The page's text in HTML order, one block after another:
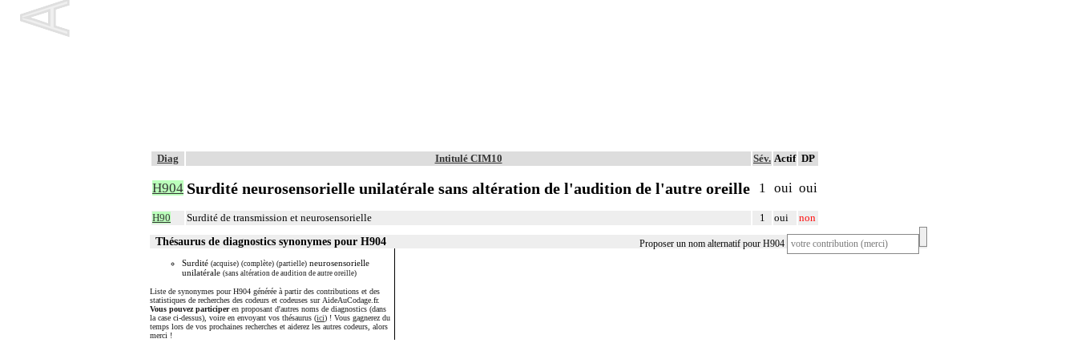
Diag Intitulé CIM10 Sév. Actif DP
H904 Surdité neurosensorielle unilatérale sans altération de l'audition de l'autre oreille 1 oui oui
H90 Surdité de transmission et neurosensorielle 1 oui non
Proposer un nom alternatif pour H904
Thésaurus de diagnostics synonymes pour H904
Surdité (acquise) (complète) (partielle) neurosensorielle
unilatérale (sans altération de audition de autre oreille)
Liste de synonymes pour H904 générée à partir des contributions et des
statistiques de recherches des codeurs et codeuses sur AideAuCodage.fr.
Vous pouvez participeren proposant d'autres noms de diagnostics (dans
la case ci-dessus), voire en envoyant vos thésaurus (ici) ! Vous gagnerez du
temps lors de vos prochaines recherches et aiderez les autres codeurs, alors
merci !